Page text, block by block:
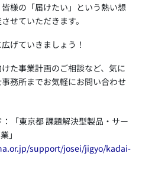
様の「届けたい」という熱い想
せていただきます。
げていきましょう！
た事業計画のご相談など、気に
務所までお気軽にお問い合わせ
：「東京都 課題解決型製品・サー
」
support/josei/jigyo/kadai-